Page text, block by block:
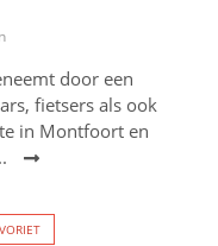
door een
fietsers als ook
in Montfoort en